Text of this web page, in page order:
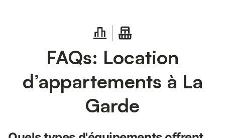
FAQs: Location
d’appartements à La
Garde